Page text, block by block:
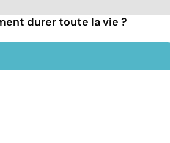
durer toute la vie ?